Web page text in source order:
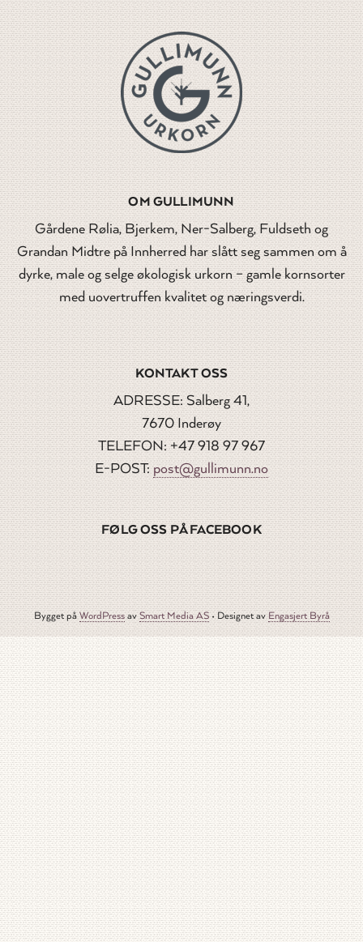
OM GULLIMUNN
Gårdene Rølia, Bjerkem, Ner-Salberg, Fuldseth og
Grandan Midtre på Innherred har slått seg sammen om å
dyrke, male og selge økologisk urkorn – gamle kornsorter
med uovertruffen kvalitet og næringsverdi.
KONTAKT OSS
ADRESSE: Salberg 41,
7670 Inderøy
TELEFON: +47 918 97 967
E-POST:post@gullimunn.no
FØLG OSS PÅ FACEBOOK
Bygget påWordPressavSmart Media AS •Designet avEngasjert Byrå